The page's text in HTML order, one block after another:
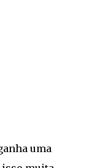
uma